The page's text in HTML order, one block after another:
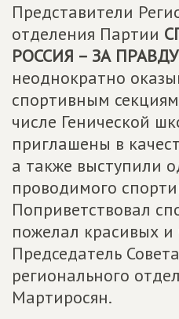
Представители
отделения Партии
РОССИЯ – ЗА ПРАВДУ
неоднократно
спортивным
числе Генической
приглашены в
а также выступили
проводимого
Поприветствовал
пожелал красивых и
Председатель
регионального
Мартиросян.